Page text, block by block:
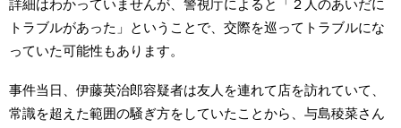
詳細はわかっていませんが、警視庁によると「２人のあいだに
トラブルがあった」ということで、交際を巡ってトラブルにな
っていた可能性もあります。
事件当日、伊藤英治郎容疑者は友人を連れて店を訪れていて、
常識を超えた範囲の騒ぎ方をしていたことから、与島稜菜さん